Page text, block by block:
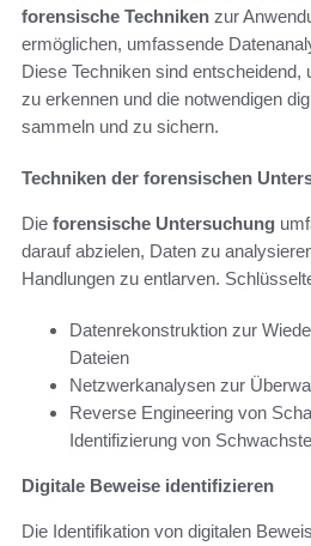
forensische Techniken zur
ermöglichen, umfassende
Diese Techniken sind entscheidend,
zu erkennen und die notwendigen
sammeln und zu sichern.
Techniken der forensischen
Die forensische Untersuchung
darauf abzielen, Daten zu
Handlungen zu entlarven.
Datenrekonstruktion zur
Dateien
Netzwerkanalysen zur
Reverse Engineering von
Identifizierung von
Digitale Beweise identifizieren
Die Identifikation von digitalen